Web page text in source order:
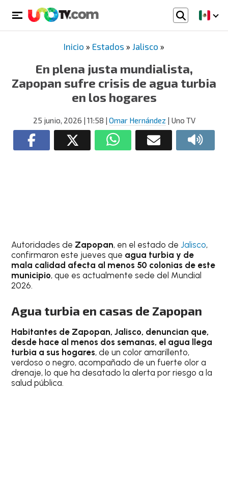
Inicio » Estados » Jalisco »
En plena justa mundialista,
Zapopan sufre crisis de agua turbia
en los hogares
25 junio, 2026 | 11:58 | Omar Hernández | Uno TV
Autoridades de Zapopan, en el estado deJalisco,
confirmaron este jueves que agua turbia y de
mala calidad afecta al menos 50 colonias de este
municipio, que es actualmente sede del Mundial
2026.
Agua turbia en casas de Zapopan
Habitantes de Zapopan, Jalisco, denuncian que,
desde hace al menos dos semanas, el agua llega
turbia a sus hogares, de un color amarillento,
verdoso o negro, acompañado de un fuerte olor a
drenaje, lo que ha desatado la alerta por riesgo a la
salud pública.